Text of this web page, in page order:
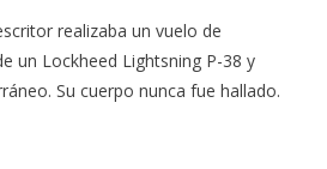
realizaba un vuelo de
un Lockheed Lightsning P-38 y
Su cuerpo nunca fue hallado.